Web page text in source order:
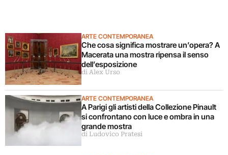
ARTE CONTEMPORANEA
Che cosa significa mostrare un’opera? A
Macerata una mostra ripensa il senso
dell’esposizione
di Alex Urso
ARTE CONTEMPORANEA
A Parigi gli artisti della Collezione Pinault
si confrontano con luce e ombra in una
grande mostra
di Ludovico Pratesi